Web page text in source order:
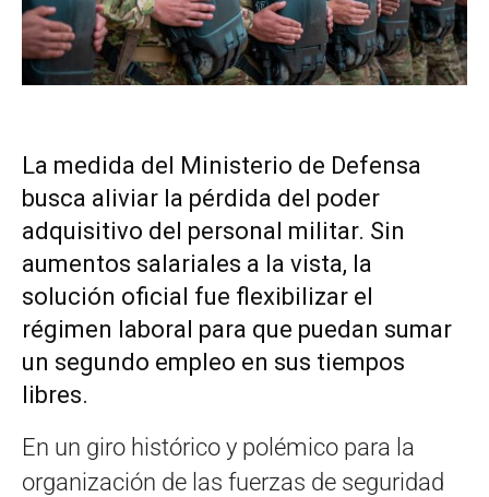
La medida del Ministerio de Defensa
busca aliviar la pérdida del poder
adquisitivo del personal militar. Sin
aumentos salariales a la vista, la
solución oficial fue flexibilizar el
régimen laboral para que puedan sumar
un segundo empleo en sus tiempos
libres.
En un giro histórico y polémico para la
organización de las fuerzas de seguridad